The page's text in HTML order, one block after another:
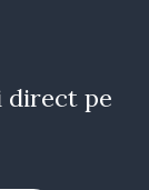
direct pe